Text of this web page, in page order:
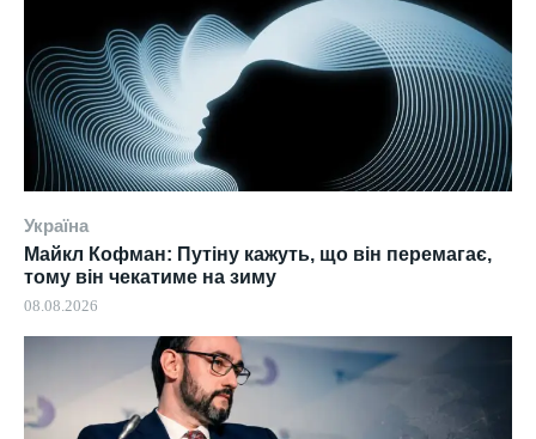
Україна
Майкл Кофман: Путіну кажуть, що він перемагає,
тому він чекатиме на зиму
08.08.2026